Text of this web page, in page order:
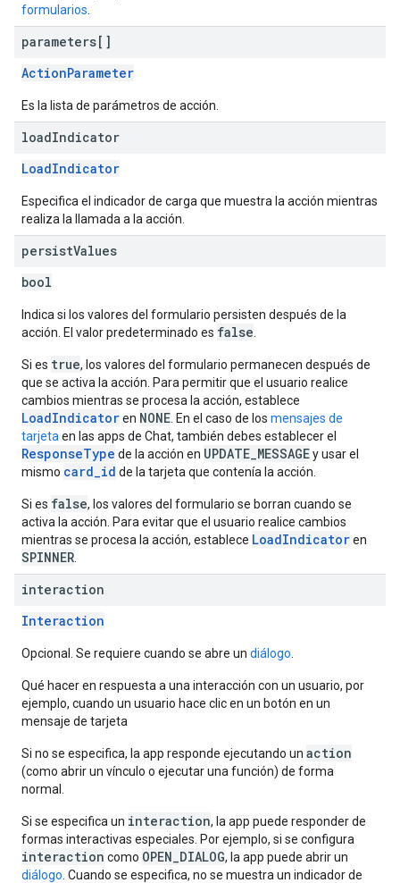
formularios
parameters[]
ActionParameter
Es la lista de parámetros de acción.
loadIndicator
LoadIndicator
Especifica el indicador de carga que muestra la acción mientras
realiza la llamada a la acción.
persistValues
bool
Indica si los valores del formulario persisten después de la
acción. El valor predeterminado es false
Si es true, los valores del formulario permanecen después de
que se activa la acción. Para permitir que el usuario realice
cambios mientras se procesa la acción, establece
LoadIndicatoren NONE . En el caso de los mensajes de
tarjeta en las apps de Chat, también debes establecer el
ResponseType de la acción en UPDATE_MESSAGEy usar el
mismo card_id de la tarjeta que contenía la acción.
Si es false, los valores del formulario se borran cuando se
activa la acción. Para evitar que el usuario realice cambios
mientras se procesa la acción, establece LoadIndicatoren
SPINNER
interaction
Interaction
Opcional. Se requiere cuando se abre un diálogo
Qué hacer en respuesta a una interacción con un usuario, por
ejemplo, cuando un usuario hace clic en un botón en un
mensaje de tarjeta
Si no se especifica, la app responde ejecutando un action
(como abrir un vínculo o ejecutar una función) de forma
normal.
Si se especifica un interaction, la app puede responder de
formas interactivas especiales. Por ejemplo, si se configura
interaction como OPEN_DIALOG, la app puede abrir un
diálogo . Cuando se especifica, no se muestra un indicador de